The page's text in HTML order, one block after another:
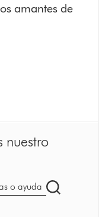
amantes de
nuestro
Buscar